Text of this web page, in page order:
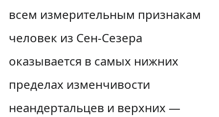
всем измерительным признакам
человек из Сен-Сезера
оказывается в самых нижних
пределах изменчивости
неандертальцев и верхних —